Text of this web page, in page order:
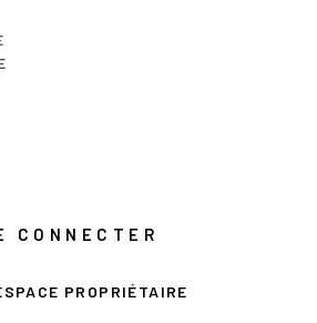
CONNECTER
PROPRIÉTAIRE